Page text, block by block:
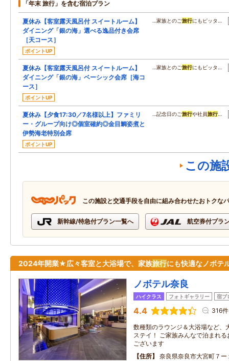
「年末 旅行」を含む宿泊プラン
夏休み【客室露天風呂付 スイートルーム】
ダイニング「銀の海」選べる逸品付き会席
［天コース］
ポイントUP
…家族とのご旅行にもピッタ…
夏休み【客室露天風呂付 スイートルーム】
ダイニング「銀の海」ベーシック会席［海コ
ース］
ポイントUP
…家族とのご旅行にもピッタ…
夏休み【夕食17:30／7名様以上】ファミリ
ー・グループ向け◎個室確約◎金目鯛姿煮と
伊勢海老特別会席
ポイントUP
…記念日のご旅行や社員旅行…
この施
この施設と交通手段を自由に組み合わせたおトクな
新幹線/特急付プラン一覧へ 航空券付プラ
2024年開業★広々客室と大浴場で、家族旅行にも快適なノボテ
ノボテル奈良
ハイクラス フォトギャラリー 宿ブ
4.4 316件
数種類のラウンジ＆大浴場など、
ステイ！ ご家族みんなで泊まれ
ございます
住所
奈良県奈良市大宮町７ー